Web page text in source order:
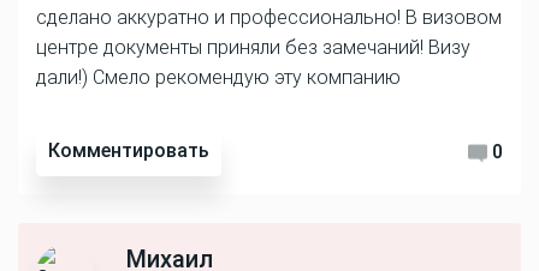
сделано аккуратно и профессионально! В визовом
центре документы приняли без замечаний! Визу
дали!) Смело рекомендую эту компанию
Комментировать 0
Михаил